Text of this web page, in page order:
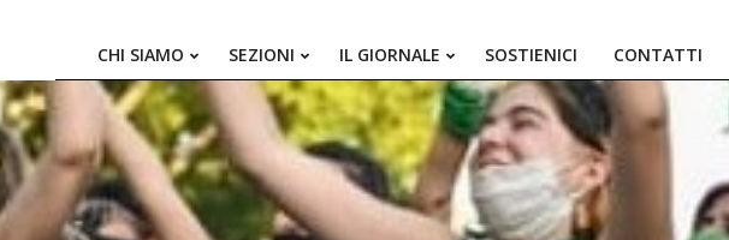
Primary
Navigation
Menu
CHI SIAMO SEZIONI IL GIORNALE SOSTIENICI CONTATTI